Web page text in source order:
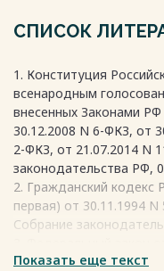
интересы. Однако, для
Экономика является
успешной реализации
Весь текст будет
СПИСОК
1. Конституция
всенародным
внесенных Законами
30.12.2008 N 6-ФКЗ, от
2-ФКЗ, от 21.07.2014 N
законодательства РФ,
2. Гражданский кодекс
первая) от 30.11.1994
Собрание
21.07.2014) «Об
Показать еще текст